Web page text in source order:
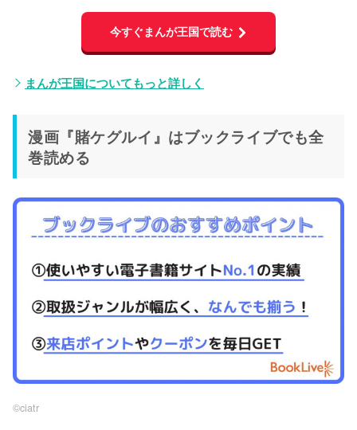
今すぐまんが王国で読む
まんが王国についてもっと詳しく
漫画『賭ケグルイ』はブックライブでも全
巻読める
©︎ciatr